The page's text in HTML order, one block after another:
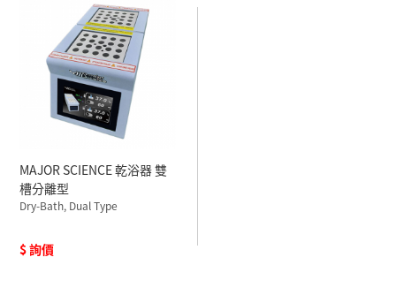
MAJOR SCIENCE 乾浴器 雙
槽分離型
Dry-Bath, Dual Type
$ 詢價